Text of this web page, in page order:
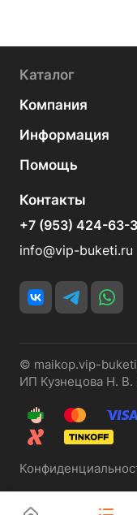
Каталог
Компания
Информация
Помощь
Контакты
+7 (953) 424-63-
info@vip-buketi.ru
© maikop.vip-
ИП Кузнецова Н.